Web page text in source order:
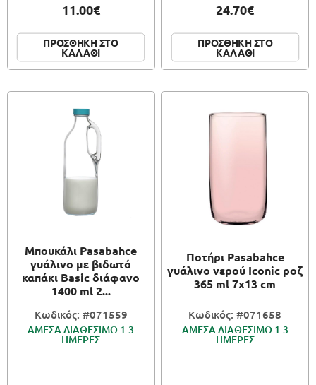
11.00€
ΠΡΟΣΘΗΚΗ ΣΤΟ
ΚΑΛΑΘΙ
24.70€
ΠΡΟΣΘΗΚΗ ΣΤΟ
ΚΑΛΑΘΙ
Μπουκάλι Pasabahce
γυάλινο με βιδωτό
καπάκι Basic διάφανο
1400 ml 2...
Κωδικός: #071559
ΑΜΕΣΑ ΔΙΑΘΕΣΙΜΟ 1-3
ΗΜΕΡΕΣ
Ποτήρι Pasabahce
γυάλινο νερού Iconic ροζ
365 ml 7x13 cm
Κωδικός: #071658
ΑΜΕΣΑ ΔΙΑΘΕΣΙΜΟ 1-3
ΗΜΕΡΕΣ